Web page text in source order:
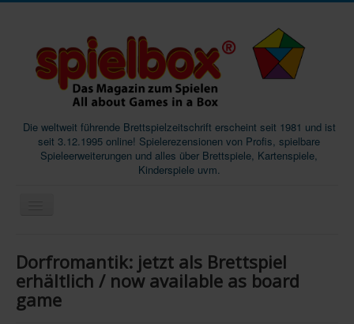
Die weltweit führende Brettspielzeitschrift erscheint seit 1981 und ist
seit 3.12.1995 online! Spielerezensionen von Profis, spielbare
Spieleerweiterungen und alles über Brettspiele, Kartenspiele,
Kinderspiele uvm.
Magazine
Abos/Subscriptions
Dorfromantik: jetzt als Brettspiel
erhältlich / now available as board
game